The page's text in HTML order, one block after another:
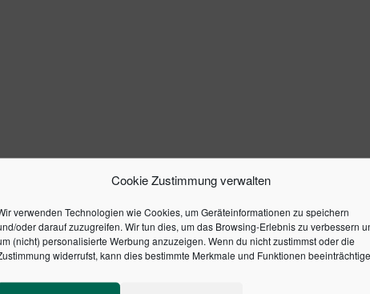
Cookie Zustimmung verwalten
verwenden Technologien wie Cookies, um Geräteinformationen zu speichern
oder darauf zuzugreifen. Wir tun dies, um das Browsing-Erlebnis zu verbessern
(nicht) personalisierte Werbung anzuzeigen. Wenn du nicht zustimmst oder die
widerrufst, kann dies bestimmte Merkmale und Funktionen